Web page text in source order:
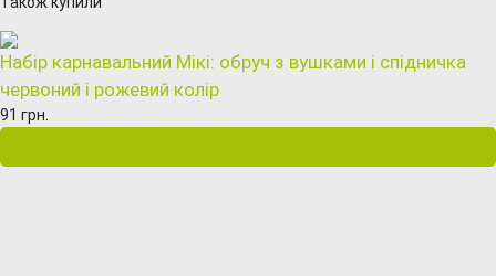
Набір карнавальний Мікі: обруч з вушками і спідничка
червоний і рожевий колір
91 грн.